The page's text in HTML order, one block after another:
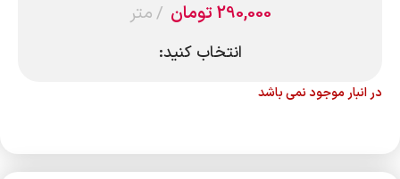
290,000تومان متر
انتخاب کنید:
در انبار موجود نمی باشد